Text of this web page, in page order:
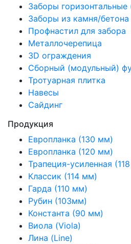
Заборы горизонтальные
Заборы из камня/бетона
Профнастил для забора
Металлочерепица
3D ограждения
Сборный (модульный)
Тротуарная плитка
Навесы
Сайдинг
Продукция
Европланка (130 мм)
Европланка (120 мм)
Трапеция-усиленная
Классик (114 мм)
Гарда (110 мм)
Рубин (103мм)
Константа (90 мм)
Виола (Viola)
Лина (Line)